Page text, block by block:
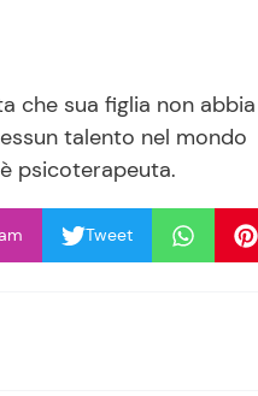
che sua figlia non abbia
talento nel mondo
psicoterapeuta.
Tweet